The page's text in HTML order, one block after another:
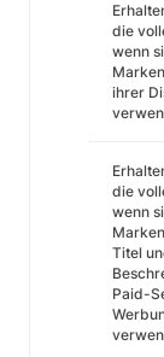
die
wenn
ihrer
die
wenn
Titel
Paid-